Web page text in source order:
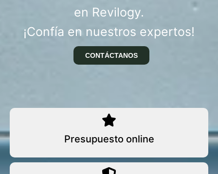
en Revilogy.
¡Confía en nuestros expertos!
CONTÁCTANOS
Presupuesto online